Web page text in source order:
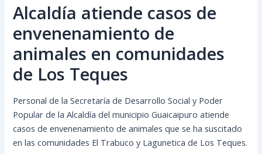
Alcaldía atiende casos de
envenenamiento de
animales en comunidades
de Los Teques
Personal de la Secretaría de Desarrollo Social y Poder
Popular de la Alcaldía del municipio Guaicaipuro atiende
casos de envenenamiento de animales que se ha suscitado
en las comunidades El Trabuco y Lagunetica de Los Teques.